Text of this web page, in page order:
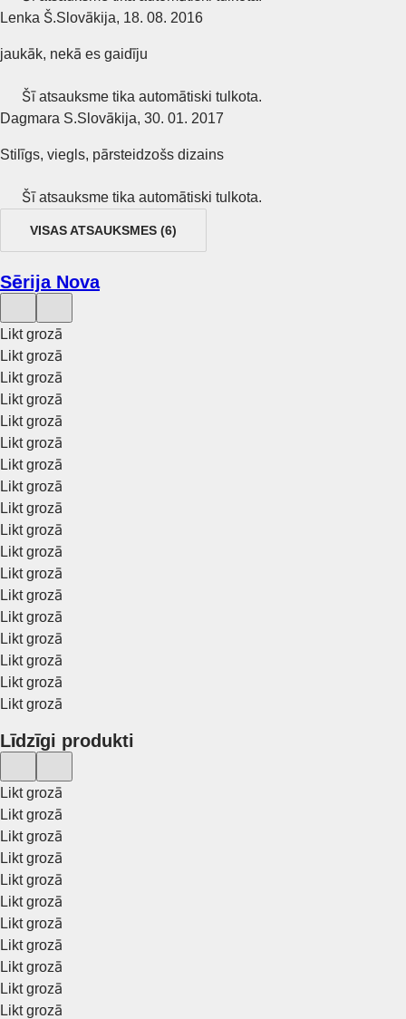
Lenka Š.Slovākija, 18. 08. 2016
jaukāk, nekā es gaidīju
Šī atsauksme tika automātiski tulkota.
Dagmara S.Slovākija, 30. 01. 2017
Stilīgs, viegls, pārsteidzošs dizains
Šī atsauksme tika automātiski tulkota.
VISAS ATSAUKSMES (6)
Sērija Nova
Likt grozā
Likt grozā
Likt grozā
Likt grozā
Likt grozā
Likt grozā
Likt grozā
Likt grozā
Likt grozā
Likt grozā
Likt grozā
Likt grozā
Likt grozā
Likt grozā
Likt grozā
Likt grozā
Likt grozā
Likt grozā
Līdzīgi produkti
Likt grozā
Likt grozā
Likt grozā
Likt grozā
Likt grozā
Likt grozā
Likt grozā
Likt grozā
Likt grozā
Likt grozā
Likt grozā